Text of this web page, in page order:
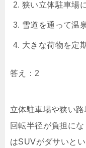
狭い立体駐車場
雪道を通って温
大きな荷物を定
答え：2
立体駐車場や狭い
回転半径が負担に
はSUVがダサいと